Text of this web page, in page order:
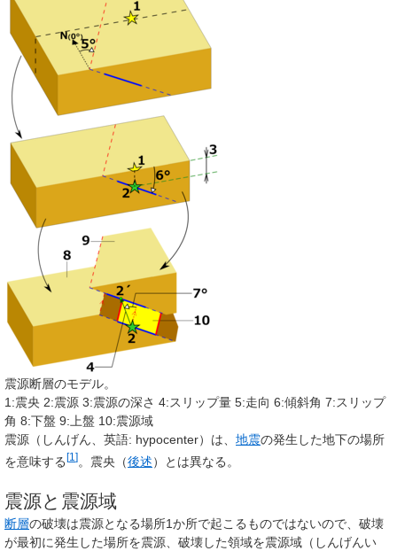
震源断層のモデル。
1:震央 2:震源 3:震源の深さ 4:スリップ量 5:走向 6:傾斜角 7:スリップ
角 8:下盤 9:上盤 10:震源域
震源 （しんげん、英語: hypocenter）は、 地震の発生した地下の場所
を意味する [1 ] 。震央（後述）とは異なる。
震源と震源域
断層の破壊は震源となる場所1か所で起こるものではないので、破壊
が最初に発生した場所を震源、破壊した領域を震源域 （しんげんい